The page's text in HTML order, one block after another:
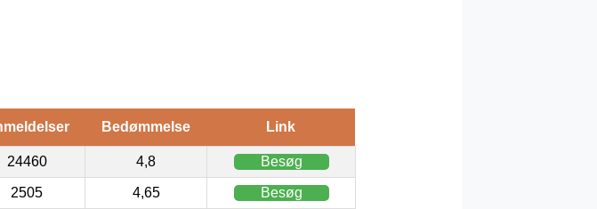
Bedømmelse Link
24460 4,8 Besøg
2505 4,65 Besøg